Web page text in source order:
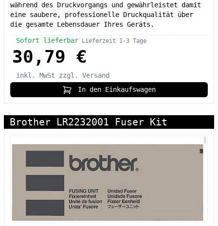
während des Druckvorgangs und gewährleistet damit
eine saubere, professionelle Druckqualität über
die gesamte Lebensdauer Ihres Geräts.
Sofort lieferbar Lieferzeit 1-3 Tage
30,79 €
inkl. MwSt
zzgl. Versand
In den Einkaufswagen
Brother LR2232001 Fuser Kit